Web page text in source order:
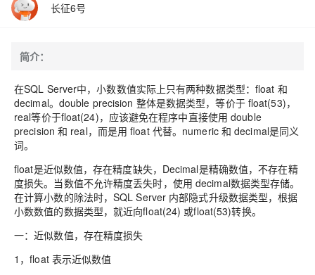
长征6号
简介：
在SQL Server中，小数数值实际上只有两种数据类型：float 和
decimal。double precision 整体是数据类型，等价于 float(53)，
real等价于float(24)，应该避免在程序中直接使用 double
precision 和 real，而是用 float 代替。numeric 和 decimal是同义
词。
float是近似数值，存在精度缺失，Decimal是精确数值，不存在精
度损失。当数值不允许精度丢失时，使用 decimal数据类型存储。
在计算小数的除法时，SQL Server 内部隐式升级数据类型，根据
小数数值的数据类型，就近向float(24) 或float(53)转换。
一：近似数值，存在精度损失
1，float 表示近似数值